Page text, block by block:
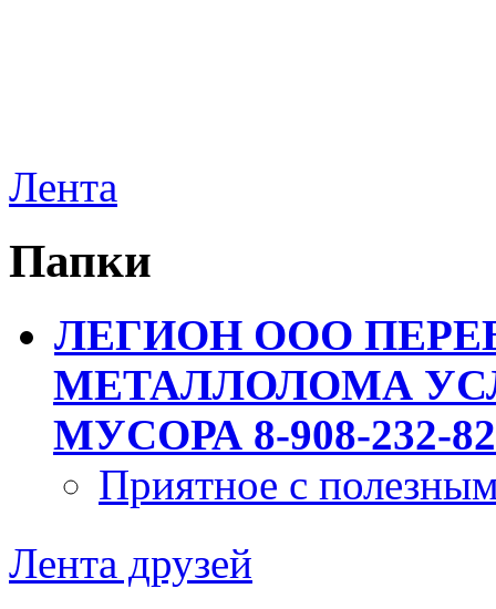
Лента
Папки
ЛЕГИОН ООО
МЕТАЛЛОЛОМА
МУСОРА 8-908-232-
Приятное с
Лента друзей